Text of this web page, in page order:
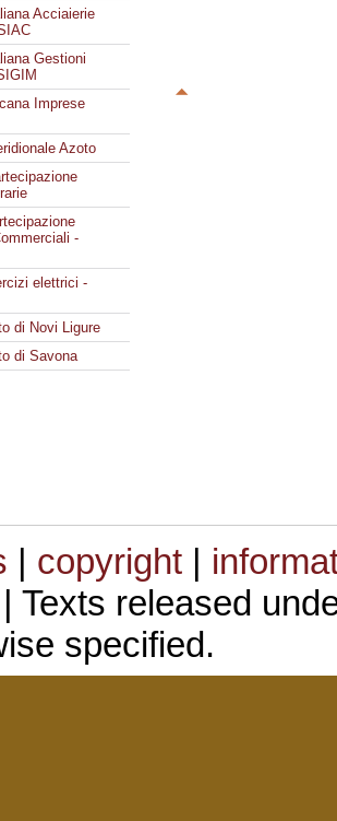
Acciaierie
Gestioni
Imprese
Azoto
-
elettrici -
di Novi Ligure
di Savona
| copyright|
Texts released
specified.